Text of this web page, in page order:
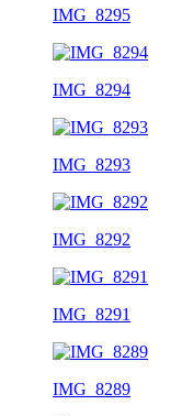
IMG_8295
IMG_8294
IMG_8293
IMG_8292
IMG_8291
IMG_8289